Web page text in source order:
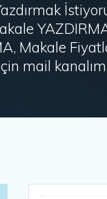
Makale
mail